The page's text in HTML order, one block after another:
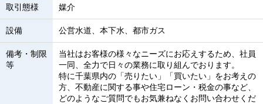
取引態様 媒介
設備 公営水道、本下水、都市ガス
備考・制限
等
当社はお客様の様々なニーズにお応えするため、社員
一同、全力で日々の業務に取り組んでおります。
特に千葉県内の「売りたい」「買いたい」をお考えの
方、不動産に関する事や住宅ローン・税金の事など、
どのようなご質問でもお気兼ねなくお問い合わせくだ